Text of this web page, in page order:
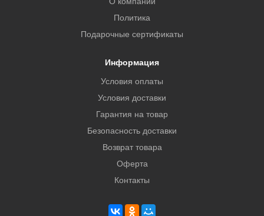
Политика
Подарочные сертификаты
Информация
Условия оплаты
Условия доставки
Гарантия на товар
Безопасность доставки
Возврат товара
Оферта
Контакты